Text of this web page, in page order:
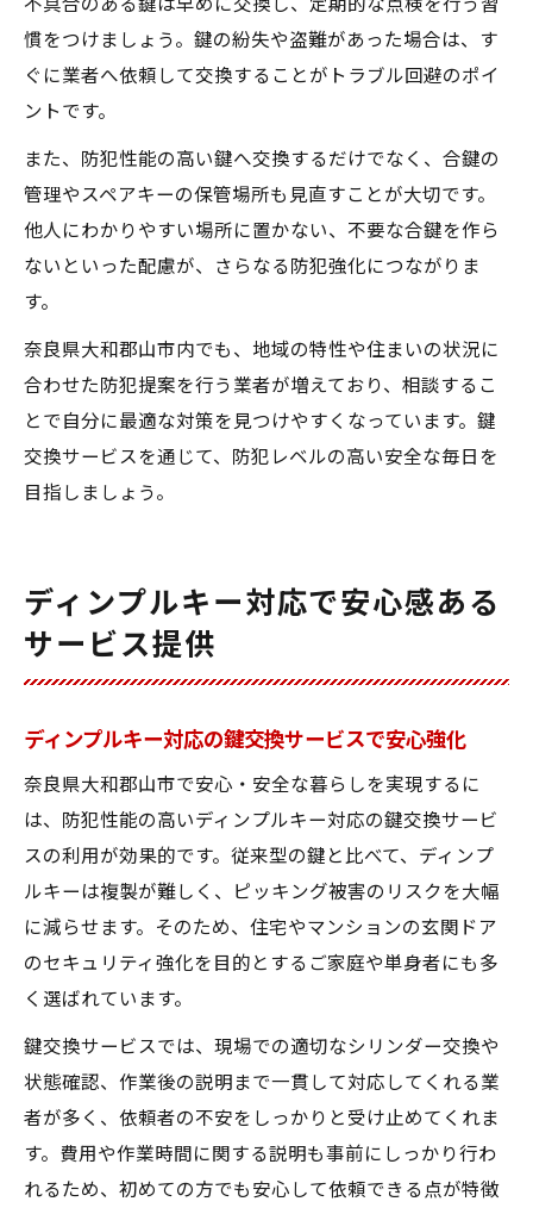
不具合のある鍵は早めに交換し、定期的な点検を行う習
慣をつけましょう。鍵の紛失や盗難があった場合は、す
ぐに業者へ依頼して交換することがトラブル回避のポイ
ントです。
また、防犯性能の高い鍵へ交換するだけでなく、合鍵の
管理やスペアキーの保管場所も見直すことが大切です。
他人にわかりやすい場所に置かない、不要な合鍵を作ら
ないといった配慮が、さらなる防犯強化につながりま
す。
奈良県大和郡山市内でも、地域の特性や住まいの状況に
合わせた防犯提案を行う業者が増えており、相談するこ
とで自分に最適な対策を見つけやすくなっています。鍵
交換サービスを通じて、防犯レベルの高い安全な毎日を
目指しましょう。
ディンプルキー対応で安心感ある
サービス提供
ディンプルキー対応の鍵交換サービスで安心強化
奈良県大和郡山市で安心・安全な暮らしを実現するに
は、防犯性能の高いディンプルキー対応の鍵交換サービ
スの利用が効果的です。従来型の鍵と比べて、ディンプ
ルキーは複製が難しく、ピッキング被害のリスクを大幅
に減らせます。そのため、住宅やマンションの玄関ドア
のセキュリティ強化を目的とするご家庭や単身者にも多
く選ばれています。
鍵交換サービスでは、現場での適切なシリンダー交換や
状態確認、作業後の説明まで一貫して対応してくれる業
者が多く、依頼者の不安をしっかりと受け止めてくれま
す。費用や作業時間に関する説明も事前にしっかり行わ
れるため、初めての方でも安心して依頼できる点が特徴